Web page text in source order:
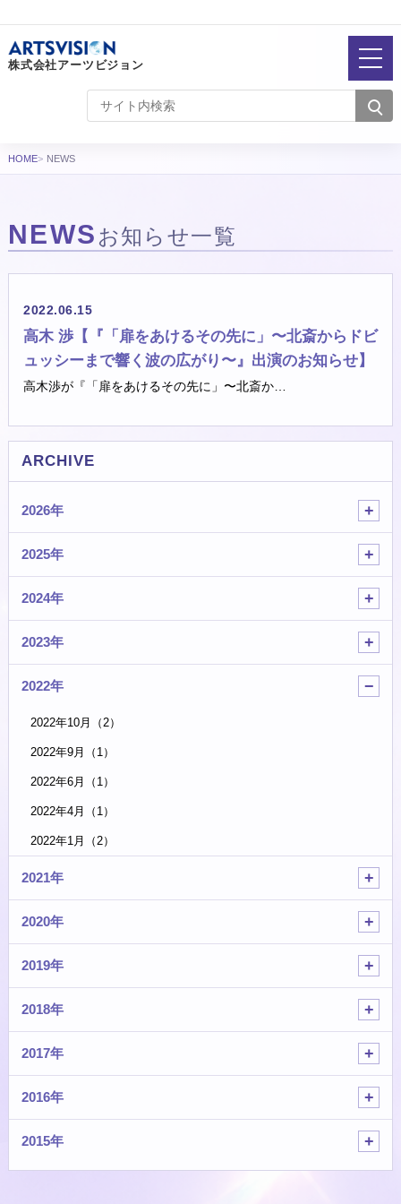
株式会社アーツビジョン
HOME NEWS
NEWS お知らせ一覧
2022.06.15
高木 渉【『「扉をあけるその先に」〜北斎からドビ
ュッシーまで響く波の広がり〜』出演のお知らせ】
高木渉が『「扉をあけるその先に」〜北斎か…
ARCHIVE
2026年
2025年
2024年
2023年
2022年
2022年10月（2）
2022年9月（1）
2022年6月（1）
2022年4月（1）
2022年1月（2）
2021年
2020年
2019年
2018年
2017年
2016年
2015年